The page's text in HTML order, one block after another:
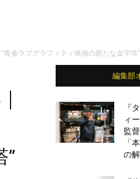
青春ラブグラフィティ映画の新たな金字塔”
”
編集部
『
ィ
監
「
の